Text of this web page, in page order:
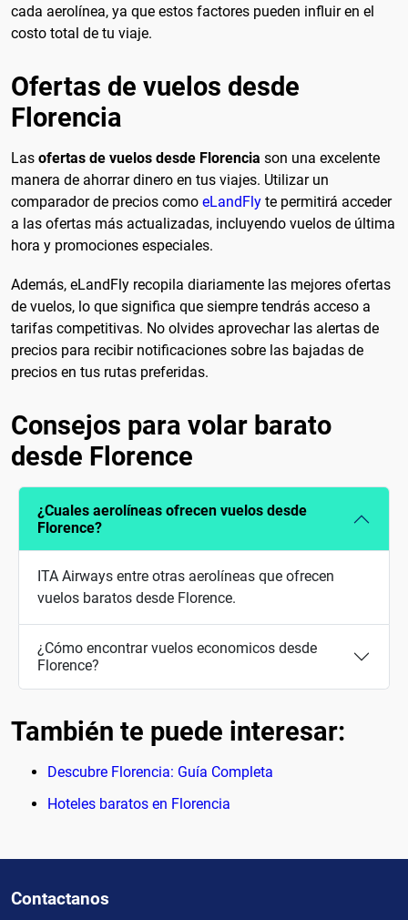
cada aerolínea, ya que estos factores pueden influir en el
costo total de tu viaje.
Ofertas de vuelos desde
Florencia
Las ofertas de vuelos desde Florencia son una excelente
manera de ahorrar dinero en tus viajes. Utilizar un
comparador de precios como eLandFly te permitirá acceder
a las ofertas más actualizadas, incluyendo vuelos de última
hora y promociones especiales.
Además, eLandFly recopila diariamente las mejores ofertas
de vuelos, lo que significa que siempre tendrás acceso a
tarifas competitivas. No olvides aprovechar las alertas de
precios para recibir notificaciones sobre las bajadas de
precios en tus rutas preferidas.
Consejos para volar barato
desde Florence
¿Cuales aerolíneas ofrecen vuelos desde
Florence?
ITA Airways entre otras aerolíneas que ofrecen
vuelos baratos desde Florence.
¿Cómo encontrar vuelos economicos desde
Florence?
También te puede interesar:
Descubre Florencia: Guía Completa
Hoteles baratos en Florencia
Contactanos